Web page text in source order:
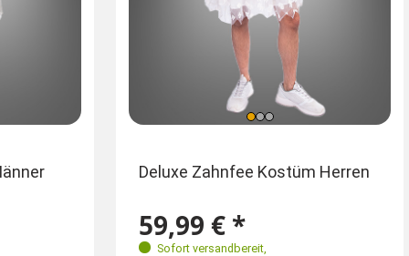
Sommerlicher Bieranzug
59,99 € *
Sofort versandbereit,
Einheitsgröße
XXL 58-60
XXL
Deluxe Zahnfee Kostüm Herren
59,99 € *
Sofort versandbereit